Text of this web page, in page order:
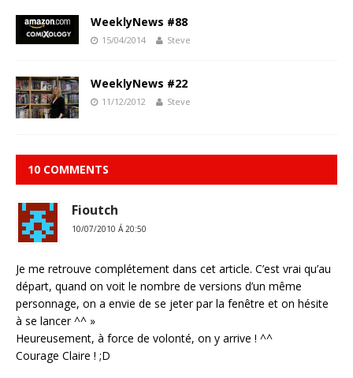
WeeklyNews #88
15/04/2014 Steve
WeeklyNews #22
11/12/2012 Steve
10 COMMENTS
Fioutch
10/07/2010 Á 20:50
Je me retrouve complétement dans cet article. C’est vrai qu’au
départ, quand on voit le nombre de versions d’un même
personnage, on a envie de se jeter par la fenêtre et on hésite
à se lancer ^^ »
Heureusement, à force de volonté, on y arrive ! ^^
Courage Claire ! ;D